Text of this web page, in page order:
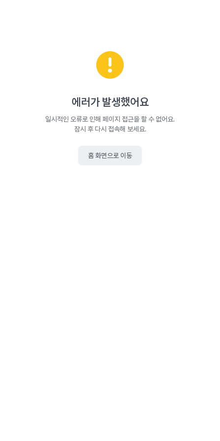
에러가 발생했어요
일시적인 오류로 인해 페이지 접근을 할 수 없어요.
잠시 후 다시 접속해 보세요.
홈 화면으로 이동